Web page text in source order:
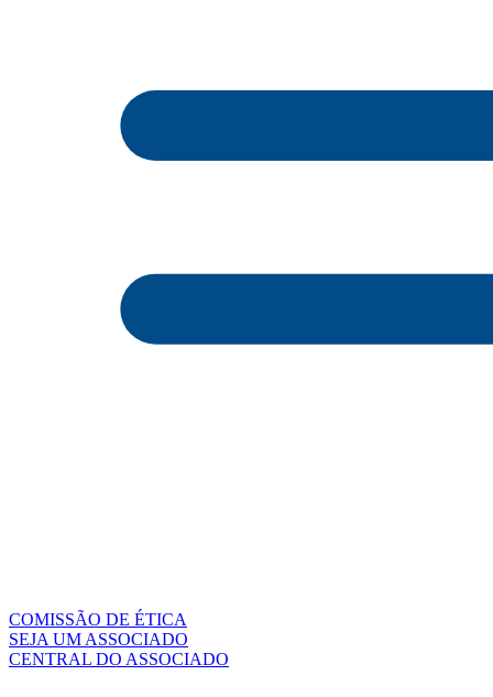
COMISSÃO DE ÉTICA
SEJA UM ASSOCIADO
CENTRAL DO ASSOCIADO